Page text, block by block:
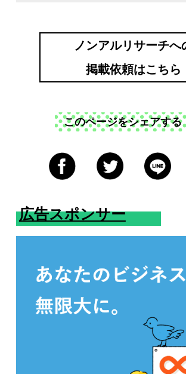
ノンアルリサーチへ
掲載依頼はこちら
このページをシェアする
広告スポンサー